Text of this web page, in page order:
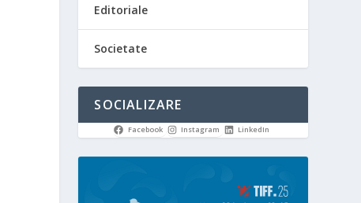
Editoriale
Societate
SOCIALIZARE
Facebook Instagram LinkedIn